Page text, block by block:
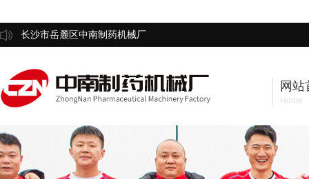
长沙市岳麓区中南制药机械厂
网站
Home